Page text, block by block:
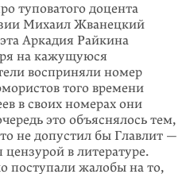
туповатого доцента
Михаил Жванецкий
Аркадия Райкина
на кажущуюся
восприняли номер
того времени
в своих номерах они
это объяснялось тем,
не допустил бы Главлит —
в литературе.
поступали жалобы на то,